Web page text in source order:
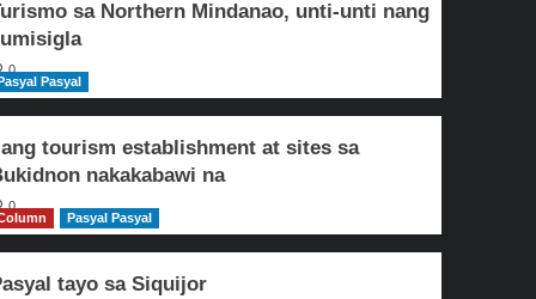
sa Northern Mindanao, unti-unti nang
0
Pasyal
tourism establishment at sites sa
nakakabawi na
0
Pasyal Pasyal
tayo sa Siquijor